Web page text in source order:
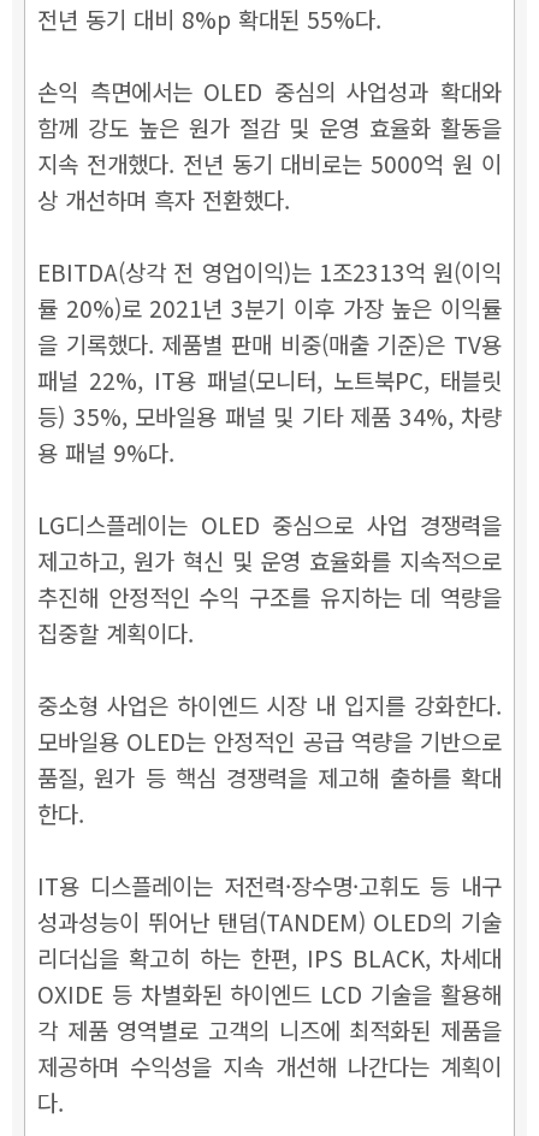
전년 동기 대비 8%p 확대된 55%다.
손익 측면에서는 OLED 중심의 사업성과 확대와
함께 강도 높은 원가 절감 및 운영 효율화 활동을
지속 전개했다. 전년 동기 대비로는 5000억 원 이
상 개선하며 흑자 전환했다.
EBITDA(상각 전 영업이익)는 1조2313억 원(이익
률 20%)로 2021년 3분기 이후 가장 높은 이익률
을 기록했다. 제품별 판매 비중(매출 기준)은 TV용
패널 22%, IT용 패널(모니터, 노트북PC, 태블릿
등) 35%, 모바일용 패널 및 기타 제품 34%, 차량
용 패널 9%다.
LG디스플레이는 OLED 중심으로 사업 경쟁력을
제고하고, 원가 혁신 및 운영 효율화를 지속적으로
추진해 안정적인 수익 구조를 유지하는 데 역량을
집중할 계획이다.
중소형 사업은 하이엔드 시장 내 입지를 강화한다.
모바일용 OLED는 안정적인 공급 역량을 기반으로
품질, 원가 등 핵심 경쟁력을 제고해 출하를 확대
한다.
IT용 디스플레이는 저전력·장수명·고휘도 등 내구
성과성능이 뛰어난 탠덤(TANDEM) OLED의 기술
리더십을 확고히 하는 한편, IPS BLACK, 차세대
OXIDE 등 차별화된 하이엔드 LCD 기술을 활용해
각 제품 영역별로 고객의 니즈에 최적화된 제품을
제공하며 수익성을 지속 개선해 나간다는 계획이
다.